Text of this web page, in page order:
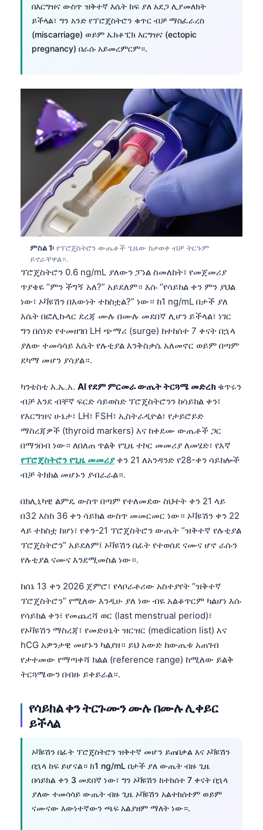
በእርግዝና ውስጥ ዝቅተኛ እሴት ከፍ ያለ አደጋ ሊያመለክት
ይችላል፣ ግን አንድ የፕሮጄስትሮን ቁጥር ብቻ ማስፈራረስ
(miscarriage) ወይም ኤክቶፒክ እርግዝና (ectopic
pregnancy) በራሱ አይመረምርም።.
ምስል 1፡ የፕሮጄስትሮን ውጤቶች ጊዜው ከታወቀ ብቻ ትርጉም
ይኖራቸዋል።.
ፕሮጄስትሮን 0.6 ng/mL ያለውን ፓነል ስመለከት፣ የመጀመሪያ
ጥያቄዬ “ምን ችግኝ አለ?” አይደለም። እሱ “የሳይክል ቀን ምን ያህል
ነው፣ ኦቫዩሽን በእውነት ተከስቷል?” ነው። ከ1 ng/mL በታች ያለ
እሴት በፎሊኩላር ደረጃ ሙሉ በሙሉ መደበኛ ሊሆን ይችላል፣ ነገር
ግን በሰነድ የተመዘገበ LH ጭማሪ (surge) ከተከሰተ 7 ቀናት በኋላ
ያለው ተመሳሳይ እሴት የሉቲያል እንቅስቃሴ አለመኖር ወይም በጣም
ደካማ መሆን ያሳያል።.
ካንቴስቲ እ.ኤ.አ. AI የደም ምርመራ ውጤት ትርጓሜ መድረክቁጥሩን
ብቻ እንደ ብቸኛ ፍርድ ሳይወስድ ፕሮጄስትሮንን ከሳይክል ቀን፣
የእርግዝና ሁኔታ፣ LH፣ FSH፣ ኢስትራዲዮል፣ የታይሮይድ
ማስረጃዎች (thyroid markers) እና ከቀደሙ ውጤቶች ጋር
በማንበብ ነው። ለበለጠ ጥልቅ የጊዜ ተኮር መመሪያ ለመሄድ፣ የእኛ
የፕሮጄስትሮን የጊዜ መመሪያቀን 21 ለአንዳንድ የ28-ቀን ሳይክሎች
ብቻ ትክክል መሆኑን ያብራራል።.
በክሊኒካዊ ልምዴ ውስጥ በጣም የተለመደው ስህተት ቀን 21 ላይ
በ32 እስከ 36 ቀን ሳይክል ውስጥ መመርመር ነው። ኦቫዩሽን ቀን 22
ላይ ተከስቷ ከሆነ፣ የቀን-21 ፕሮጄስትሮን ውጤት “ዝቅተኛ የሉቲያል
ፕሮጄስትሮን” አይደለም፤ ኦቫዩሽን በፊት የተወሰደ ናሙና ሆኖ ራሱን
የሉቲያል ናሙና እንደሚመስል ነው።.
ከሰኔ 13 ቀን 2026 ጀምሮ፣ የላቦራቶሪው አስተያየት “ዝቅተኛ
ፕሮጄስትሮን” የሚለው እንዲሁ ያለ ነው ብዬ አልቆጥርም ካልሆነ እሱ
የሳይክል ቀን፣ የመጨረሻ ወር (last menstrual period)፣
የኦቫዩሽን ማስረጃ፣ የመድሀኒት ዝርዝር (medication list) እና
hCG አዎንታዊ መሆኑን ካልያዘ። ይህ አውድ ከውጤቱ አጠገብ
የታተመው የማጣቀሻ ክልል (reference range) ከሚለው ይልቅ
ትርጓሜውን በብዙ ይቀይራል።.
የሳይክል ቀን ትርጉሙን ሙሉ በሙሉ ሊቀይር
ይችላል
ኦቫዩሽን በፊት ፕሮጄስትሮን ዝቅተኛ መሆን ይጠበቃል እና ኦቫዩሽን
በኋላ ከፍ ይሆናል። ከ1 ng/mL በታች ያለ ውጤት ብዙ ጊዜ
በሳይክል ቀን 3 መደበኛ ነው፣ ግን ኦቫዩሽን ከተከሰተ 7 ቀናት በኋላ
ያለው ተመሳሳይ ውጤት ብዙ ጊዜ ኦቫዩሽን አልተከሰተም ወይም
ናሙናው እውነተኛውን ጫፍ አልያዘም ማለት ነው።.